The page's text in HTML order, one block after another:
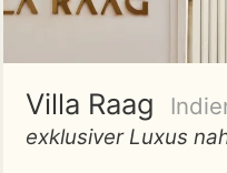
Villa Raag
exklusiver Luxus